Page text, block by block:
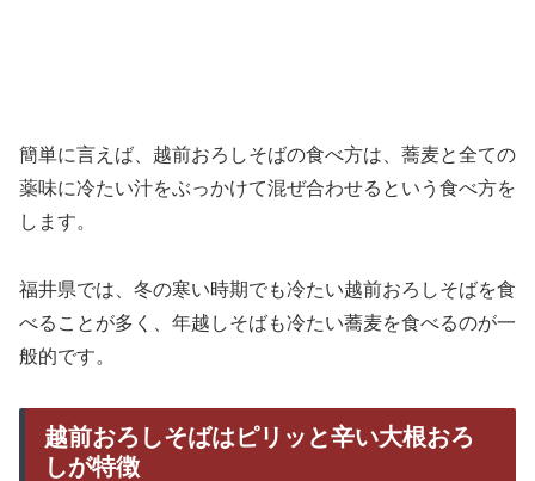
簡単に言えば、越前おろしそばの食べ方は、蕎麦と全ての
薬味に冷たい汁をぶっかけて混ぜ合わせるという食べ方を
します。
福井県では、冬の寒い時期でも冷たい越前おろしそばを食
べることが多く、年越しそばも冷たい蕎麦を食べるのが一
般的です。
越前おろしそばはピリッと辛い大根おろ
しが特徴